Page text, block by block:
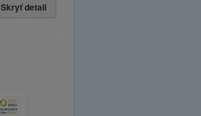
Skryť detail